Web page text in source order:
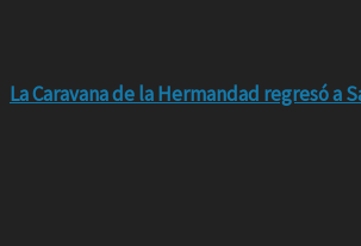
La Caravana de la Hermandad regresó a